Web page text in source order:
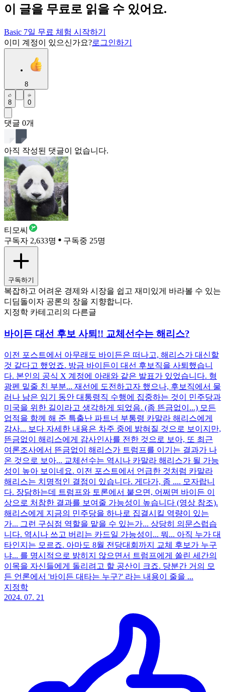
이 글을 무료로 읽을 수 있어요.
Basic 7일 무료 체험 시작하기
이미 계정이 있으신가요?로그인하기
8
8 0
댓글 0개
아직 작성된 댓글이 없습니다.
티모씨
구독자 2,633명
구독중 25명
구독하기
복잡하고 어려운 경제와 시장을 쉽고 재미있게 바라볼 수 있는
디딤돌이자 공론의 장을 지향합니다.
지정학 카테고리의 다른글
바이든 대선 후보 사퇴!! 교체선수는 해리스?
이전 포스트에서 아무래도 바이든은 떠나고, 해리스가 대신할
것 같다고 했었죠. 방금 바이든이 대선 후보직을 사퇴했습니
다. 본인의 공식 X 계정에 아래와 같은 발표가 있었습니다. 형
광펜 밑줄 친 부분... 재선에 도전하고자 했으나, 후보직에서 물
러나 남은 임기 동안 대통령직 수행에 집중하는 것이 민주당과
미국을 위한 길이라고 생각하게 되었음. (좀 뜬금없이...) 모든
업적을 함께 해 준 특출난 파트너 부통령 카말라 해리스에게
감사... 보다 자세한 내용은 차주 중에 밝혀질 것으로 보이지만,
뜬금없이 해리스에게 감사인사를 전한 것으로 보아, 또 최근
여론조사에서 뜬금없이 해리스가 트럼프를 이기는 결과가 나
온 것으로 보아... 교체선수는 역시나 카말라 해리스가 될 가능
성이 높아 보이네요. 이전 포스트에서 언급한 것처럼 카말라
해리스는 치명적인 결점이 있습니다. 게다가, 좀 .... 모자랍니
다. 장담하는데 트럼프와 토론에서 붙으면, 어쩌면 바이든 이
상으로 처참한 결과를 보여줄 가능성이 높습니다 (영상 참조).
해리스에게 지금의 민주당을 하나로 집결시킬 역량이 있는
가... 그런 구심점 역할을 맡을 수 있는가... 상당히 의문스럽습
니다. 역시나 쓰고 버리는 카드일 가능성이... 뭐... 아직 누가 대
타인지는 모르죠. 아마도 8월 전당대회까지 교체 후보가 누구
냐... 를 명시적으로 밝히지 않으면서 트럼프에게 쏠린 세간의
이목을 자신들에게 돌리려고 할 공산이 크죠. 당분간 거의 모
든 언론에서 '바이든 대타는 누구?' 라는 내용이 줄을 ...
지정학
2024. 07. 21